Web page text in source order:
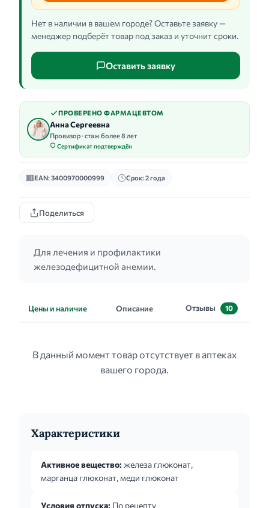
Нет в наличии в вашем городе? Оставьте заявку —
менеджер подберёт товар под заказ и уточнит сроки.
Оставить заявку
ПРОВЕРЕНО ФАРМАЦЕВТОМ
Анна Сергеевна
Провизор · стаж более 8 лет
Сертификат подтверждён
EAN: 3400970000999 Срок: 2 года
Поделиться
Для лечения и профилактики
железодефицитной анемии.
Цены и наличие Описание Отзывы 10
В данный момент товар отсутствует в аптеках
вашего города.
Характеристики
Активное вещество: железа глюконат,
марганца глюконат, меди глюконат
Условия отпуска: По рецепту